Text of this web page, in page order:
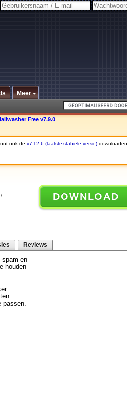
Meer
Free v7.9.0
ook de v7.12.6 (laatste stabiele versie) downloaden.
/
DOWNLOAD
Reviews
spam en
houden
passen.